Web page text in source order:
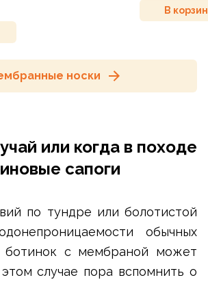
В
носки
или когда в походе
сапоги
по тундре или болотистой
обычных
ботинок с мембраной может
случае пора вспомнить о